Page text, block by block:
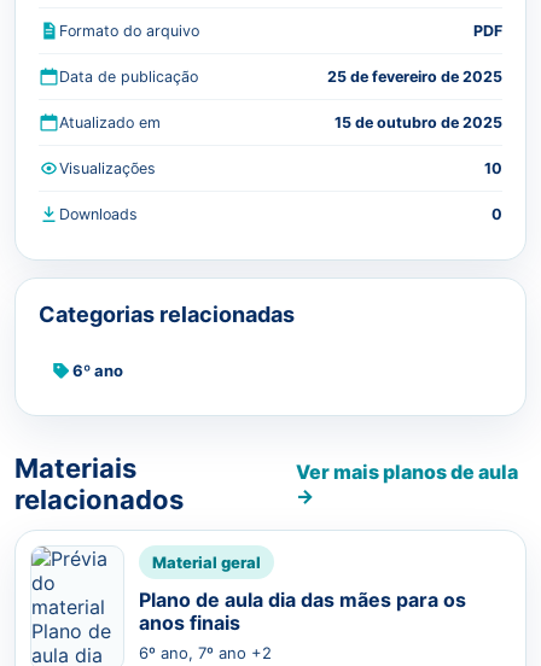
Formato do arquivo PDF
Data de publicação 25 de fevereiro de 2025
Atualizado em 15 de outubro de 2025
Visualizações 10
Downloads 0
Categorias relacionadas
6º ano
Materiais
relacionados
Ver mais planos de aula
→
Material geral
Plano de aula dia das mães para os
anos finais
6º ano, 7º ano +2